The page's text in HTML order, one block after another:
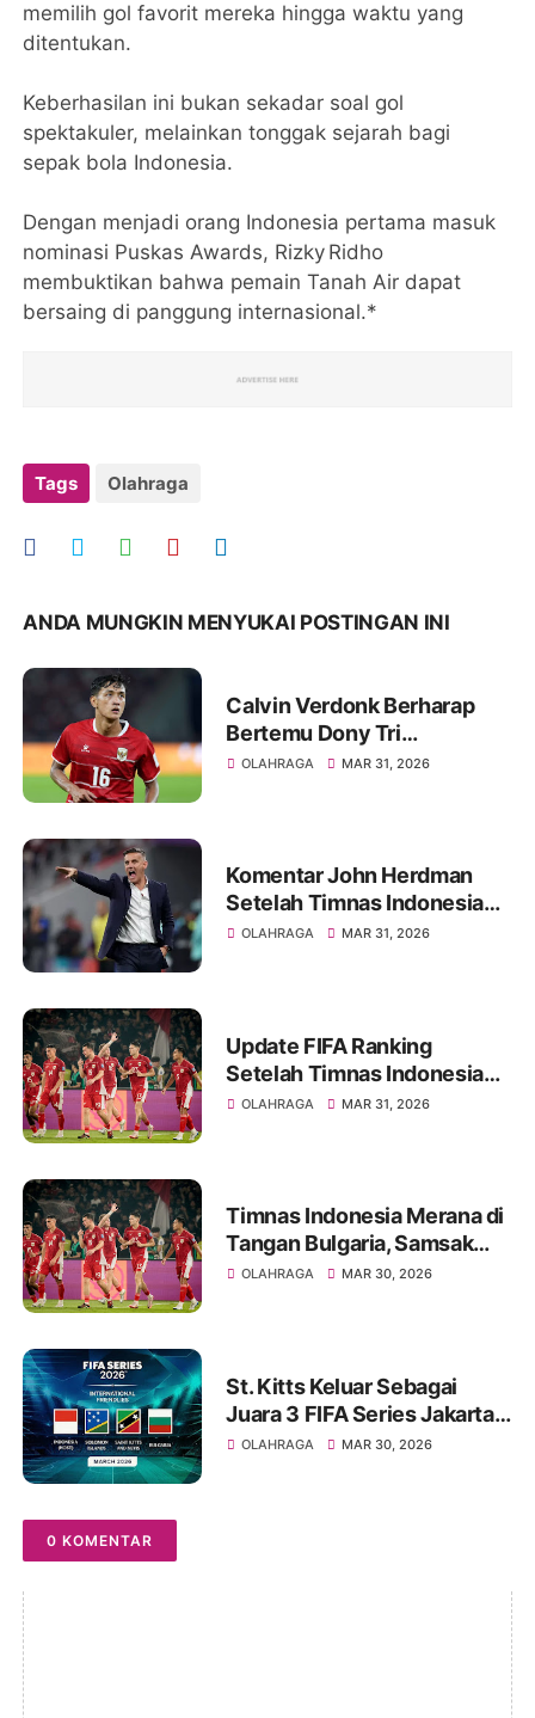
memilih gol favorit mereka hingga waktu yang
ditentukan.
Keberhasilan ini bukan sekadar soal gol
spektakuler, melainkan tonggak sejarah bagi
sepak bola Indonesia.
Dengan menjadi orang Indonesia pertama masuk
nominasi Puskas Awards, Rizky Ridho
membuktikan bahwa pemain Tanah Air dapat
bersaing di panggung internasional.*
Tags Olahraga
ANDA MUNGKIN MENYUKAI POSTINGAN INI
Calvin Verdonk Berharap
Bertemu Dony Tri
Pamungkas di Eropa
OLAHRAGA MAR 31, 2026
Komentar John Herdman
Setelah Timnas Indonesia
Kalah Tipis dari Bulgaria
OLAHRAGA MAR 31, 2026
Update FIFA Ranking
Setelah Timnas Indonesia
Kalah Dari Bulgaria
OLAHRAGA MAR 31, 2026
Timnas Indonesia Merana di
Tangan Bulgaria, Samsak
Tinju Eropa Menang Tipis
OLAHRAGA MAR 30, 2026
St. Kitts Keluar Sebagai
Juara 3 FIFA Series Jakarta
2026
OLAHRAGA MAR 30, 2026
0 KOMENTAR